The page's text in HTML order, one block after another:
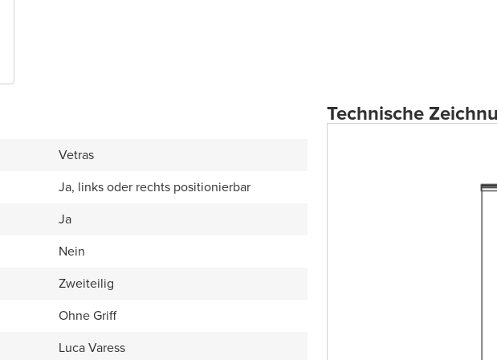
Vetras
Ja, links oder rechts positionierbar
Ja
Nein
Zweiteilig
Ohne Griff
Luca Varess
Technische